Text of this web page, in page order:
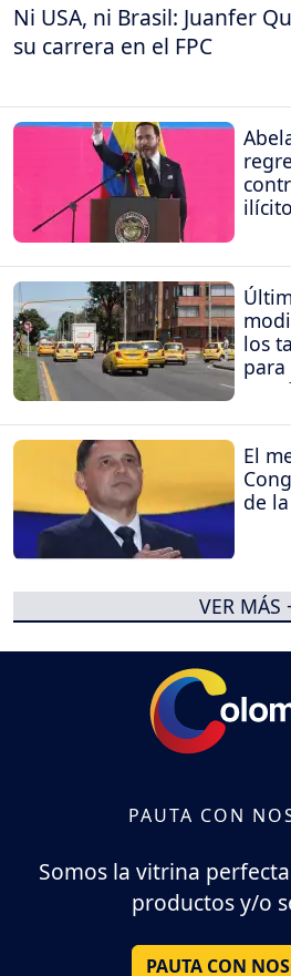
Ni USA, ni Brasil: Juanfer
su carrera en el FPC
los
para
El
de
VER MÁS
PAUTA CON
Somos la vitrina
productos y/o
PAUTA CON